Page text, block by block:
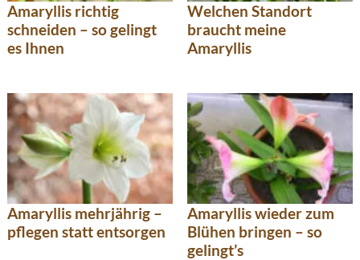
Amaryllis richtig
schneiden – so gelingt
es Ihnen
Welchen Standort
braucht meine
Amaryllis
Amaryllis mehrjährig –
pflegen statt entsorgen
Amaryllis wieder zum
Blühen bringen – so
gelingt’s